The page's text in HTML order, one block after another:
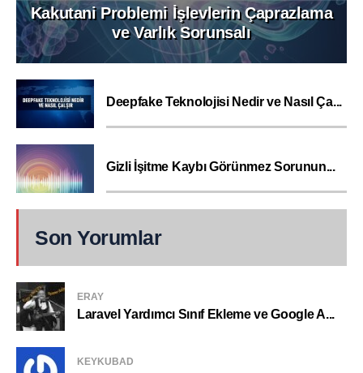
Kakutani Problemi İşlevlerin Çaprazlama
ve Varlık Sorunsalı
Deepfake Teknolojisi Nedir ve Nasıl Ça...
Gizli İşitme Kaybı Görünmez Sorunun...
Son Yorumlar
ERAY
Laravel Yardımcı Sınıf Ekleme ve Google A...
KEYKUBAD